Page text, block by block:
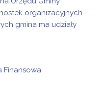
organizacyjnych
gmina ma udziały
Finansowa